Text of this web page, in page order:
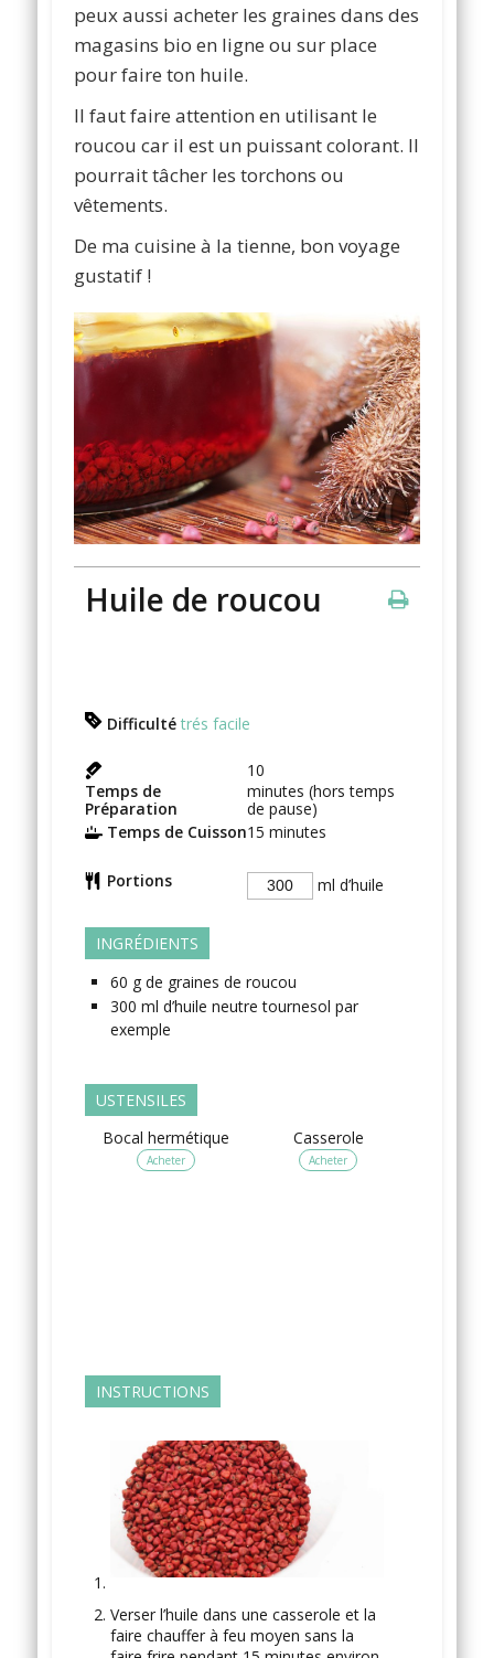
peux aussi acheter les graines dans des
magasins bio en ligne ou sur place
pour faire ton huile.
Il faut faire attention en utilisant le
roucou car il est un puissant colorant. Il
pourrait tâcher les torchons ou
vêtements.
De ma cuisine à la tienne, bon voyage
gustatif !
Huile de roucou
Difficulté trés facile
Temps de
Préparation
10
minutes (hors temps
de pause)
Temps de Cuisson15 minutes
Portions ml d’huile
INGRÉDIENTS
60 g de graines de roucou
300 ml d’huile neutre tournesol par
exemple
USTENSILES
Bocal hermétique
Acheter
Casserole
Acheter
INSTRUCTIONS
Verser l’huile dans une casserole et la
faire chauffer à feu moyen sans la